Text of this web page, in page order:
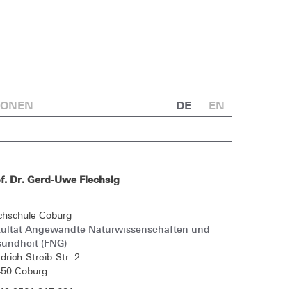
DE EN
Dr. Gerd-Uwe Flechsig
Coburg
Angewandte Naturwissenschaften und
(FNG)
Streib-Str. 2
Coburg